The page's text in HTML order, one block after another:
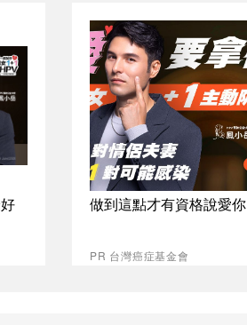
做到這點才有資格說愛你
PR 台灣癌症基金會